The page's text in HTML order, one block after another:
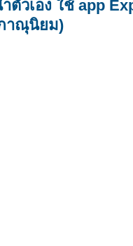
ตัวเอง ใช้ app
าณุนิยม)